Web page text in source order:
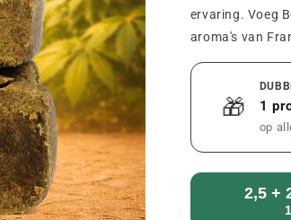
ervaring. Voeg
aroma's van
🎁 1
op
2,5 +